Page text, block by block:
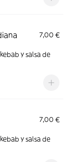
7,00 €
y salsa de
7,00 €
y salsa de